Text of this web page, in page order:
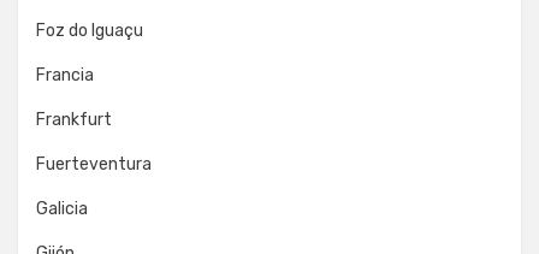
Foz do Iguaçu
Francia
Frankfurt
Fuerteventura
Galicia